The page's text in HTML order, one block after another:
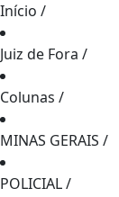
Início /
Juiz de Fora /
Colunas /
MINAS GERAIS /
POLICIAL/